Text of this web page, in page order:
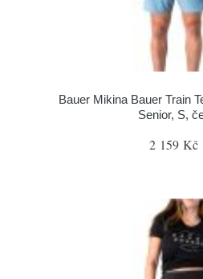
Bauer Mikina Bauer Train
Senior, S,
2 159 Kč